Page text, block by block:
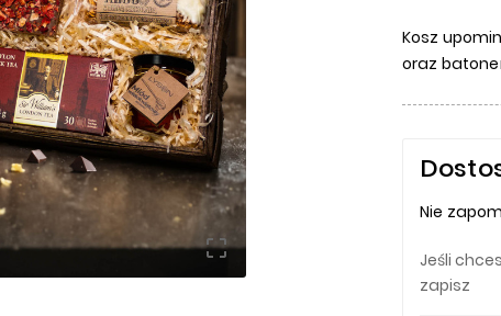

Kosz
oraz
Nie
Jeśli
zapisz